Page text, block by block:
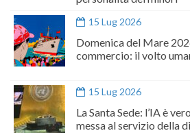
15 Lug 2026
Domenica del Mare
commercio: il volto
15 Lug 2026
La Santa Sede: l’IA è
messa al servizio della